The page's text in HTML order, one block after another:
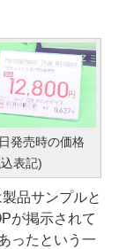
発売時の価格
表記)
品サンプルと
が掲示されて
ったという一